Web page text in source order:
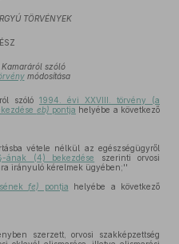
TÖRVÉNYEK
szóló
módosítása
szóló 1994. évi XXVIII. törvény (a
eb) pontja helyébe a következő
vétele nélkül az egészségügyről
ának (4) bekezdése
szerinti orvosi
irányuló kérelmek ügyében;''
fe) pontja helyébe a következő
szerzett, orvosi szakképzettség